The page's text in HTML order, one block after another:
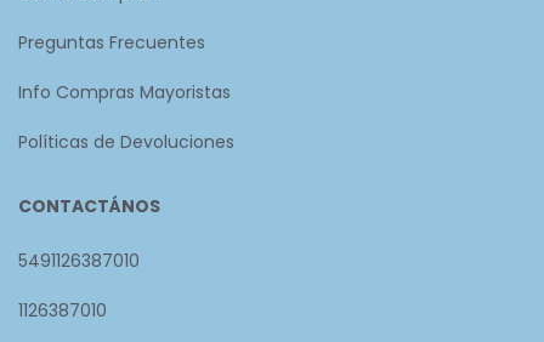
Preguntas Frecuentes
Info Compras Mayoristas
Políticas de Devoluciones
CONTACTÁNOS
5491126387010
1126387010